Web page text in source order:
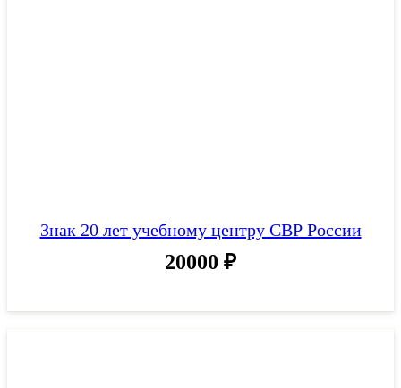
Знак 20 лет учебному центру СВР России
20000 ₽